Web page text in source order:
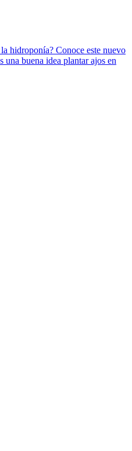
hidroponía? Conoce este nuevo
una buena idea plantar ajos en